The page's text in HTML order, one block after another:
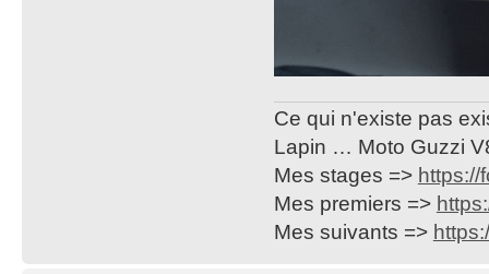
Ce qui n'existe pas
Lapin … Moto Guzzi
Mes stages =>
Mes premiers =>
Mes suivants =>